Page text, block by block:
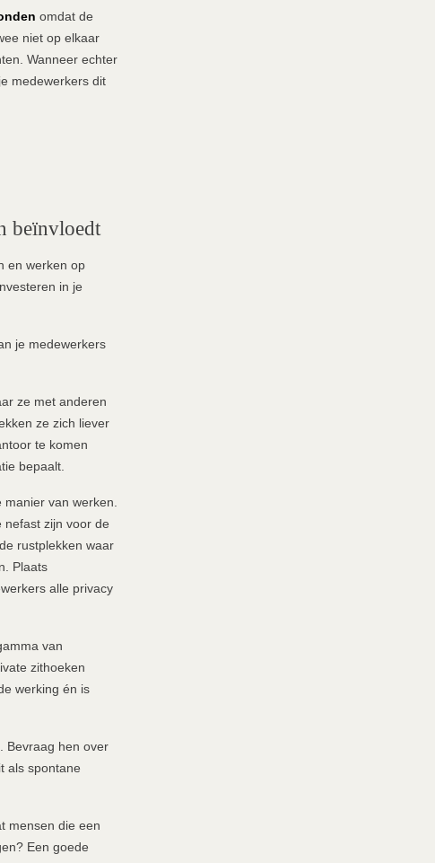
omdat de
niet op elkaar
Wanneer echter
medewerkers dit
beïnvloedt
en werken op
in je
je medewerkers
ze met anderen
ze zich liever
te komen
bepaalt.
manier van werken.
nefast zijn voor de
rustplekken waar
Plaats
alle privacy
van
zithoeken
werking én is
Bevraag hen over
als spontane
mensen die een
Een goede